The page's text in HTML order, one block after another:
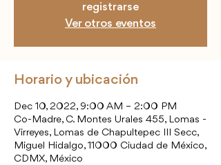
registrarse
Ver otros eventos
Horario y ubicación
Dec 10, 2022, 9:00 AM – 2:00 PM
Co-Madre, C. Montes Urales 455, Lomas -
Virreyes, Lomas de Chapultepec III Secc,
Miguel Hidalgo, 11000 Ciudad de México,
CDMX, México